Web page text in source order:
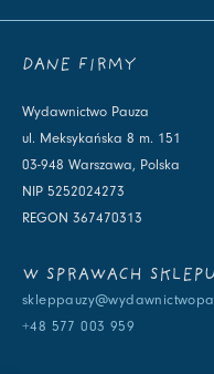
DANE FIRMY
Wydawnictwo Pauza
ul. Meksykańska 8 m. 151
03-948 Warszawa, Polska
NIP 5252024273
REGON 367470313
W SPRAWACH
+48 577 003 959